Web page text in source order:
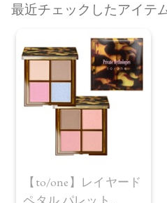
最近チェックしたアイテ
【to/one】レイヤード